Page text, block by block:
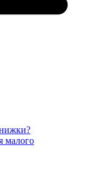
малого